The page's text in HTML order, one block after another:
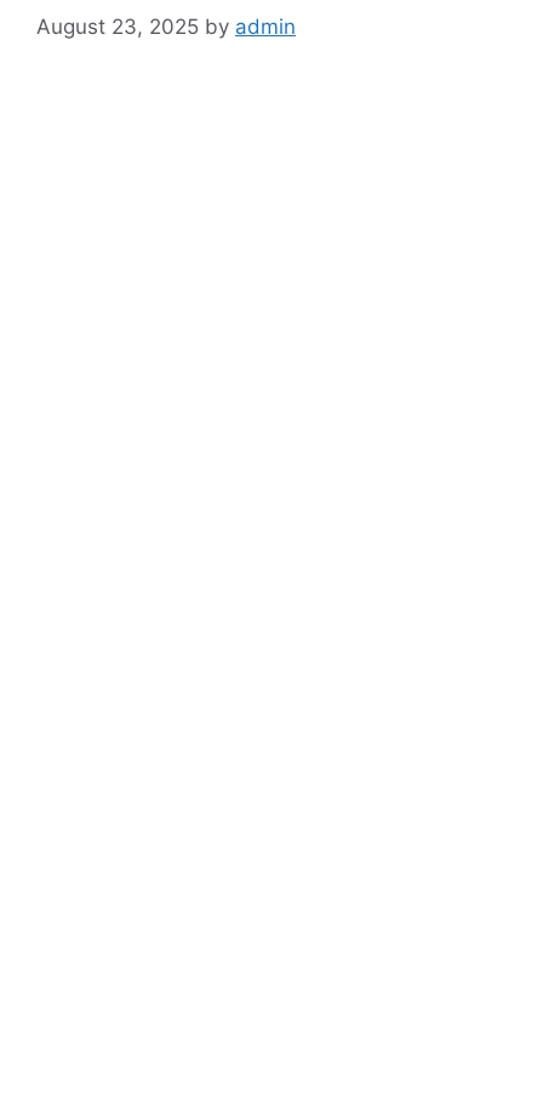
August 23, 2025 by admin